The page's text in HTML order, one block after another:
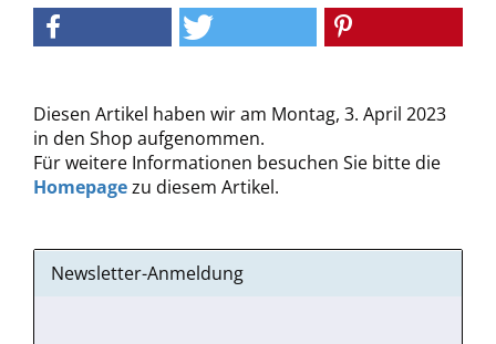
Diesen Artikel haben wir am Montag, 3. April 2023
in den Shop aufgenommen.
Für weitere Informationen besuchen Sie bitte die
Homepagezu diesem Artikel.
Newsletter-Anmeldung